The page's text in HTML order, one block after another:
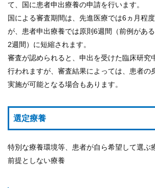
て、国に患者申出療養の申請を行います。
国による審査期間は、先進医療では6ヵ月程
が、患者申出療養では原則6週間（前例があ
2週間）に短縮されます。
審査が認められると、申出を受けた臨床研究
行われますが、審査結果によっては、患者の
実施が可能となる場合もあります。
選定療養
特別な療養環境等、患者が自ら希望して選ぶ
前提としない療養